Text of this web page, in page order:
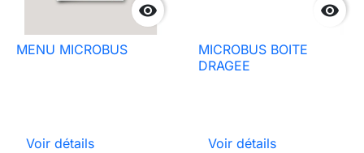

MENU MICROBUS
Voir détails

MICROBUS BOITE
DRAGEE
Voir détails